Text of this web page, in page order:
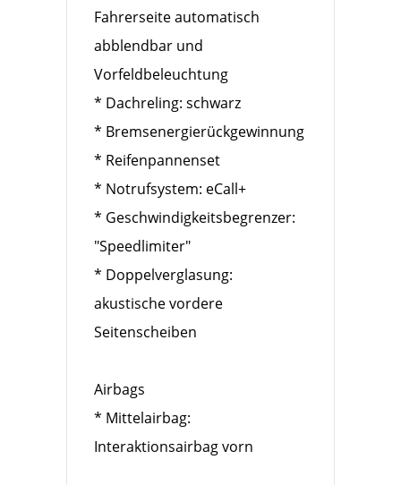
Fahrerseite automatisch
abblendbar und
Vorfeldbeleuchtung
* Dachreling: schwarz
* Bremsenergierückgewinnung
* Reifenpannenset
* Notrufsystem: eCall+
* Geschwindigkeitsbegrenzer:
"Speedlimiter"
* Doppelverglasung:
akustische vordere
Seitenscheiben
Airbags
* Mittelairbag:
Interaktionsairbag vorn